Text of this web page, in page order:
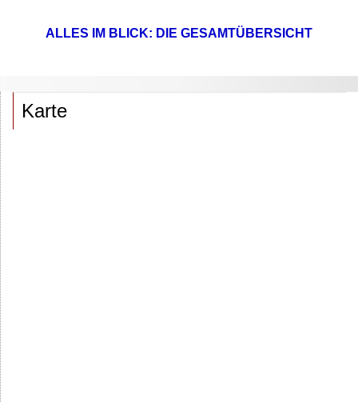
ALLES IM BLICK: DIE GESAMTÜBERSICHT
Karte